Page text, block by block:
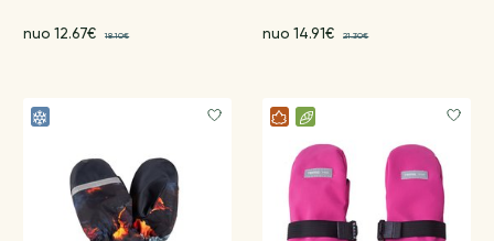
nuo 12.67€ 18.10€ nuo 14.91€ 21.30€